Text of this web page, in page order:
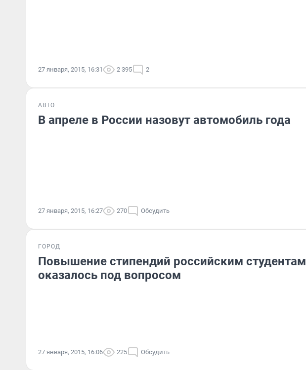
27 января, 2015, 16:31 2 395 2
АВТО
В апреле в России назовут автомобиль года
27 января, 2015, 16:27 270 Обсудить
ГОРОД
Повышение стипендий российским студентам
оказалось под вопросом
27 января, 2015, 16:06 225 Обсудить